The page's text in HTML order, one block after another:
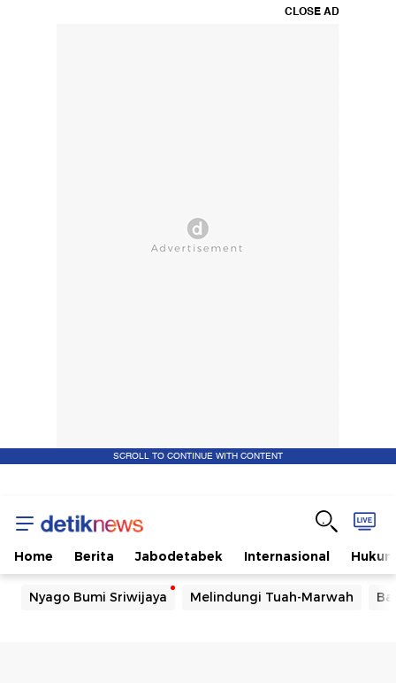
CLOSE AD
SCROLL TO CONTINUE WITH CONTENT
Home Berita Jabodetabek Internasional Hukum
Nyago Bumi Sriwijaya Melindungi Tuah-Marwah